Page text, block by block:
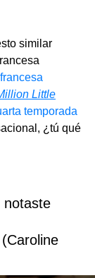
similar
francesa
Little
temporada
¿tú qué
notaste